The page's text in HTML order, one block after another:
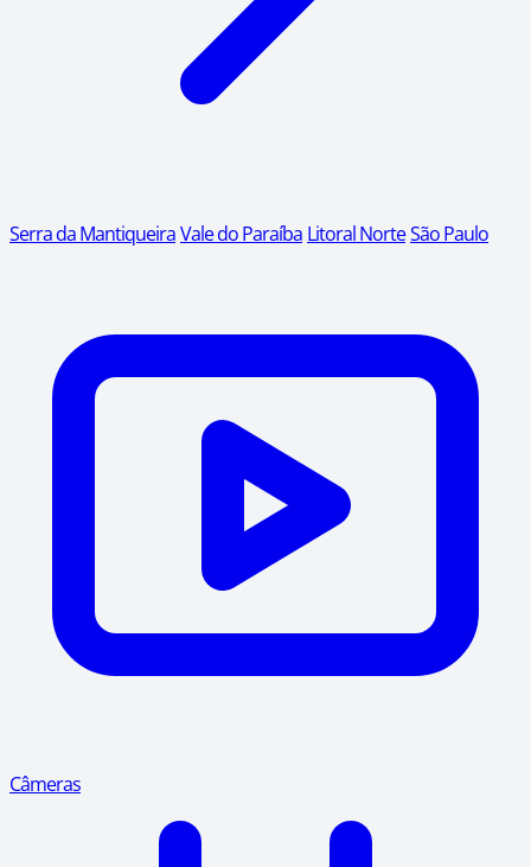
Serra da MantiqueiraVale do Paraíba Litoral NorteSão Paulo
Câmeras